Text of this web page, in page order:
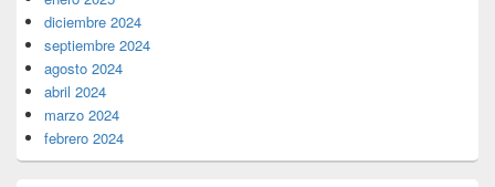
diciembre 2024
septiembre 2024
agosto 2024
abril 2024
marzo 2024
febrero 2024